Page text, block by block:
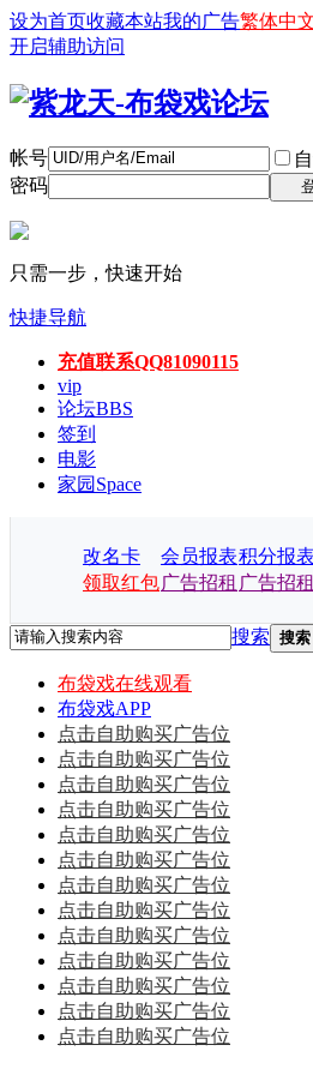
设为首页收藏本站我的广告繁体中
开启辅助访问
帐号
密码
只需一步，快速开始
快捷导航
充值联系QQ81090115
vip
论坛BBS
签到
电影
家园 Space
改名卡 会员报表积分报表
领取红包广告招租 广告招租
搜索 搜索
布袋戏在线观看
布袋戏APP
点击自助购买广告位
点击自助购买广告位
点击自助购买广告位
点击自助购买广告位
点击自助购买广告位
点击自助购买广告位
点击自助购买广告位
点击自助购买广告位
点击自助购买广告位
点击自助购买广告位
点击自助购买广告位
点击自助购买广告位
点击自助购买广告位